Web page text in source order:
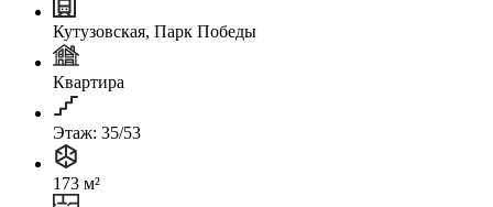
Кутузовская, Парк Победы
Квартира
Этаж: 35/53
173 м²